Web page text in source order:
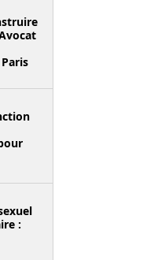
: